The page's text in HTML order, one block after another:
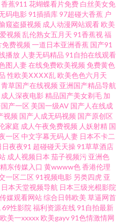
航 国产精品日韩黑料 激情网站 免费肏
韩无码网址 午夜福利2 中文字幕久热
网 国产欧美另类激情 日韩电影网 五
九月大香蕉 后入式老司机福利 欧美
狠狠撸大香蕉月天 狼友视频首页久久
午夜看片 亚洲老司机www 91福利导
放 精品视频在线观看 少妇日皮 亚洲黄
静 黑丝视频 九一在線免費觀看 青青
91免费高清视频 a女v片电影探花 传媒
香蕉911 花蝴蝶看片免费 白丝美女免
码电影 91插插库97超碰大香蕉 户
窥盗摄视频 成人动漫网站观看 欧美
视频 乱伦熟女五月天 91香蕉视福
免费视频 一道日本亚洲香蕉 国产91
播放 人妻无码精品 91自拍在线观看
图人妻在线免费欧美视频 免费黄色
性欧美ⅩⅩⅩⅩ乱 欧美色色六月天
青草国产在线视频 亚洲国产精品导航
成人深夜电影 精品国产美女剃毛 加
产一区 美国一级AV 国产人在线成
视频 国产人成无码视频 国产原创区
家庭 成人午夜免费视频 人妖射精 国
一区 中文字幕无码人妻 日本不卡二
夜夜91 超碰碰天天操91草草酒店
成人视频日本 茄子视频污 亚洲色
精东传媒入口 黄wwww色香港伦理
一区二区 91视频电影 另类四虎 亚
日本天堂视频导航 日本三级光棍影院
媒观看网站综合日韩欧美 草逼网首
69性影院 福利资源在线91自拍最新
欧美一xxxxx 欧美gayv91色情激情网